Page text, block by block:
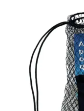
Dentro
Embalagem